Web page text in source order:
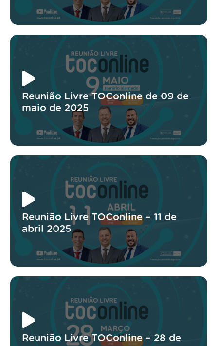
Reunião Livre TOConline de 09 de
maio de 2025
Reunião Livre TOConline – 11 de
abril 2025
Reunião Livre TOConline – 28 de